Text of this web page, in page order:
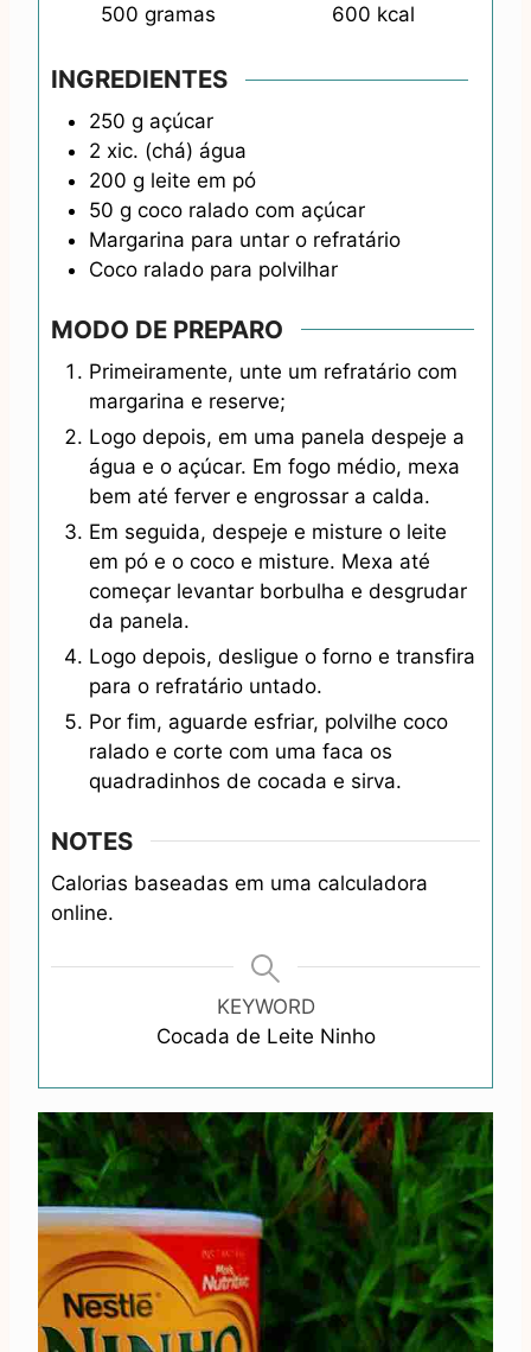
500 gramas
600 kcal
INGREDIENTES
250 g açúcar
2 xic. (chá) água
200 g leite em pó
50 g coco ralado com açúcar
Margarina para untar o refratário
Coco ralado para polvilhar
MODO DE PREPARO
Primeiramente, unte um refratário com
margarina e reserve;
Logo depois, em uma panela despeje a
água e o açúcar. Em fogo médio, mexa
bem até ferver e engrossar a calda.
Em seguida, despeje e misture o leite
em pó e o coco e misture. Mexa até
começar levantar borbulha e desgrudar
da panela.
Logo depois, desligue o forno e transfira
para o refratário untado.
Por fim, aguarde esfriar, polvilhe coco
ralado e corte com uma faca os
quadradinhos de cocada e sirva.
NOTES
Calorias baseadas em uma calculadora
online.
KEYWORD
Cocada de Leite Ninho